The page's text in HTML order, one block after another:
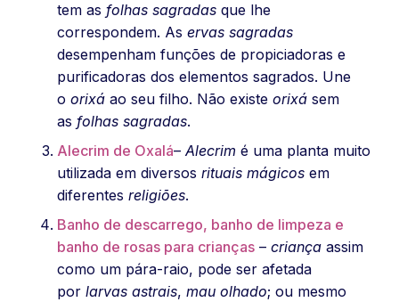
tem as folhas sagradas que lhe
correspondem. As ervas sagradas
desempenham funções de propiciadoras e
purificadoras dos elementos sagrados. Une
o orixá ao seu filho. Não existe orixá sem
as folhas sagradas.
Alecrim de Oxalá–Alecrim é uma planta muito
utilizada em diversos rituais mágicos em
diferentes religiões.
Banho de descarrego, banho de limpeza e
banho de rosas para crianças – criança assim
como um pára-raio, pode ser afetada
por larvas astrais, mau olhado; ou mesmo